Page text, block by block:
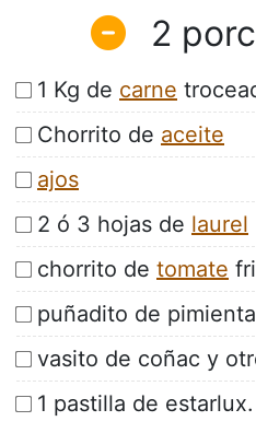
2
1 Kg de carne
Chorrito de aceite
ajos
2 ó 3 hojas de laurel
chorrito de tomate
puñadito de
vasito de coñac y
1 pastilla de estarlux.